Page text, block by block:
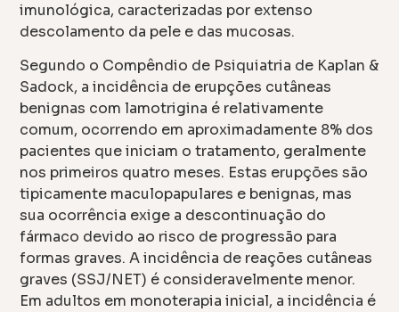
imunológica, caracterizadas por extenso
descolamento da pele e das mucosas.
Segundo o Compêndio de Psiquiatria de Kaplan &
Sadock, a incidência de erupções cutâneas
benignas com lamotrigina é relativamente
comum, ocorrendo em aproximadamente 8% dos
pacientes que iniciam o tratamento, geralmente
nos primeiros quatro meses. Estas erupções são
tipicamente maculopapulares e benignas, mas
sua ocorrência exige a descontinuação do
fármaco devido ao risco de progressão para
formas graves. A incidência de reações cutâneas
graves (SSJ/NET) é consideravelmente menor.
Em adultos em monoterapia inicial, a incidência é